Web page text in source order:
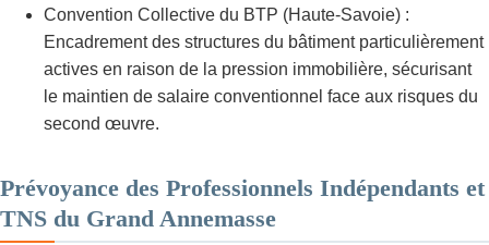
Convention Collective du BTP (Haute-Savoie) :
Encadrement des structures du bâtiment particulièrement
actives en raison de la pression immobilière, sécurisant
le maintien de salaire conventionnel face aux risques du
second œuvre.
Prévoyance des Professionnels Indépendants et
TNS du Grand Annemasse